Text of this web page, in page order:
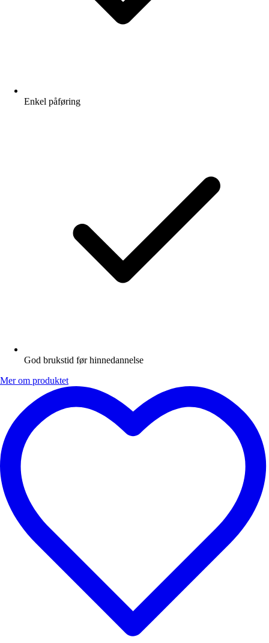
Enkel påføring
God brukstid før hinnedannelse
Mer om produktet